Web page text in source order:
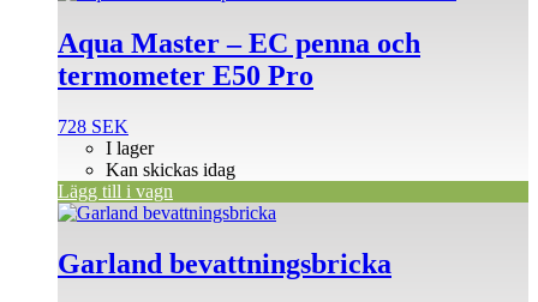
Aqua Master – EC penna och
termometer E50 Pro
728 SEK
I lager
Kan skickas idag
Lägg till i vagn
Garland bevattningsbricka
Den
produkten
har